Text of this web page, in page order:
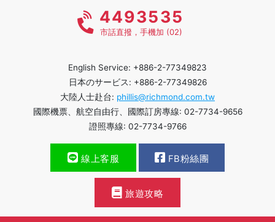
4493535
市話直撥，手機加 (02)
English Service: +886-2-77349823
日本のサービス: +886-2-77349826
大陸人士赴台: phillis@richmond.com.tw
國際機票、航空自由行、國際訂房專線: 02-7734-9656
證照專線: 02-7734-9766
線上客服 FB粉絲團
旅遊攻略